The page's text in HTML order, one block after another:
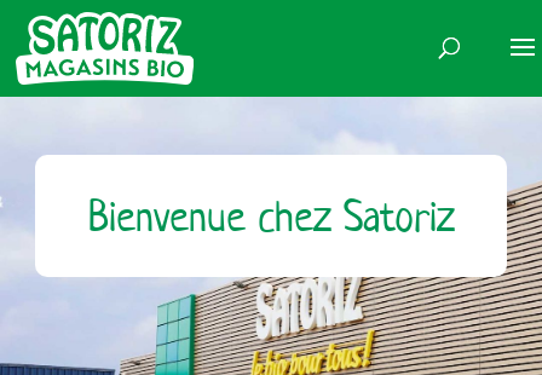
Bienvenue chez Satoriz